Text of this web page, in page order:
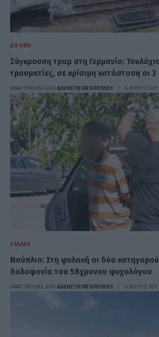
ΔΙΕΘΝΉ
Σύγκρουση τραμ στη Γερμανία:
τραυματίες, σε κρίσιμη κατάσταση οι 3
ΑΝΑΡΤΗΘΗΚΕ ΑΠΟ ΆΛΚΗΣΤΗ ΓΑΤΟΠΟΎΛΟΥ 6 ΑΥΓΟΎΣΤΟΥ
ΕΛΛΆΔΑ
Ναύπλιο: Στη φυλακή οι δύο
δολοφονία του 58χρονου ψυχολόγου
ΑΝΑΡΤΗΘΗΚΕ ΑΠΟ ΆΛΚΗΣΤΗ ΓΑΤΟΠΟΎΛΟΥ 6 ΑΥΓΟΎΣΤΟΥ